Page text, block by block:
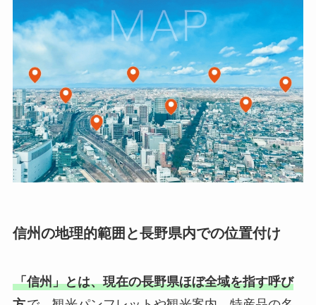
信州の地理的範囲と長野県内での位置付け
「信州」とは、現在の長野県ほぼ全域を指す呼び